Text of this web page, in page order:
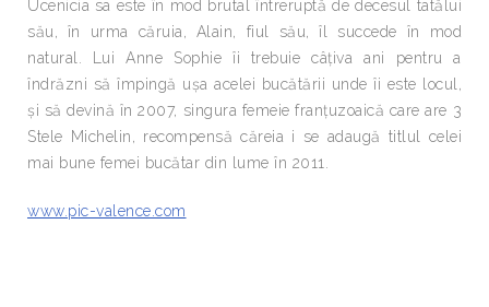
Ucenicia sa este în mod brutal întreruptă de decesul tatălui
său, în urma căruia, Alain, fiul său, îl succede în mod
natural. Lui Anne Sophie îi trebuie câțiva ani pentru a
îndrăzni să împingă ușa acelei bucătării unde îi este locul,
și să devină în 2007, singura femeie franțuzoaică care are 3
Stele Michelin, recompensă căreia i se adaugă titlul celei
mai bune femei bucătar din lume în 2011.
www.pic-valence.com